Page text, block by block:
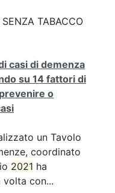
TABACCO
casi di demenza
su 14 fattori di
o
un Tavolo
coordinato
2021 ha
con...